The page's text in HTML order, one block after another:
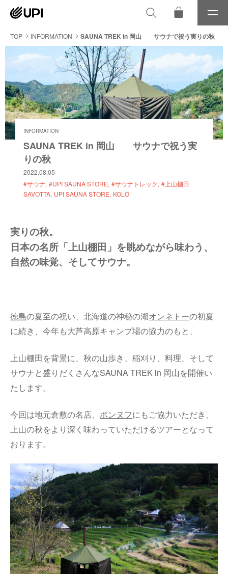
メ
ニ
ュ
ー
TOP INFORMATION SAUNA TREK in 岡山 サウナで祝う実りの秋
INFORMATION
SAUNA TREK in 岡山 サウナで祝う実
りの秋
2022.08.05
#サウナ #UPI SAUNA STORE #サウナトレック #上山棚田
SAVOTTA UPI SAUNA STORE KOLO
実りの秋。
日本の名所「上山棚田」を眺めながら味わう、
自然の味覚、そしてサウナ。
徳島の夏至の祝い、北海道の神秘の湖オンネトーの初夏
に続き、今年も大芦高原キャンプ場の協力のもと、
上山棚田を背景に、秋の山歩き、稲刈り、料理、そして
サウナと盛りだくさんなSAUNA TREK in 岡山を開催い
たします。
今回は地元倉敷の名店、 ポンヌフにもご協力いただき、
上山の秋をより深く味わっていただけるツアーとなって
おります。